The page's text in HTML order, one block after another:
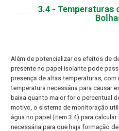
3.4 - Temperaturas
Além de potencializar os efeitos de
presente no papel isolante pode
presença de altas temperaturas, com
temperatura necessária para causar
baixa quanto maior for o percentual
motivo, o sistema de monitoração
água no papel (item 3.4) para
necessária para que haja formação